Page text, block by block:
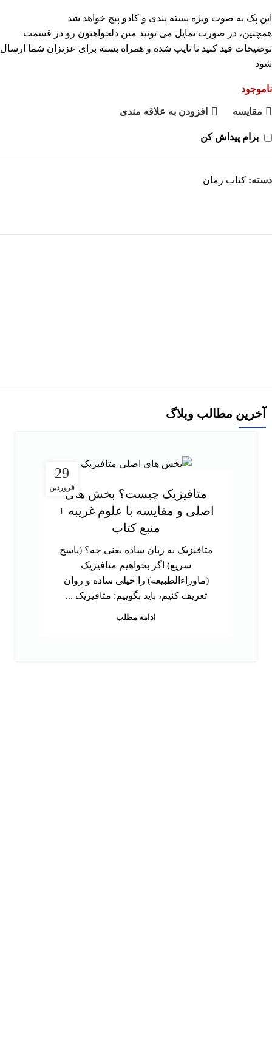
این پک به صوت ویژه بسته بندی و کادو پیچ خواهد شد
همچنین، در صورت تمایل می تونید متن دلخواهتون رو در قسمت
توضیحات قید کنید تا تایپ شده و همراه بسته برای عزیزان شما ارسال
شود
ناموجود
مقايسه افزودن به علاقه مندی
برام پیداش کن
دسته: کتاب رمان
آخرین مطالب وبلاگ
29
فروردینمتافیزیک چیست؟ بخش های
اصلی و مقایسه با علوم غریبه +
منبع کتاب
متافیزیک به زبان ساده یعنی چه؟ (پاسخ
سریع) اگر بخواهیم متافیزیک
(ماوراءالطبیعه) را خیلی ساده و روان
تعریف کنیم، باید بگوییم: متافیزیک ...
ادامه مطلب